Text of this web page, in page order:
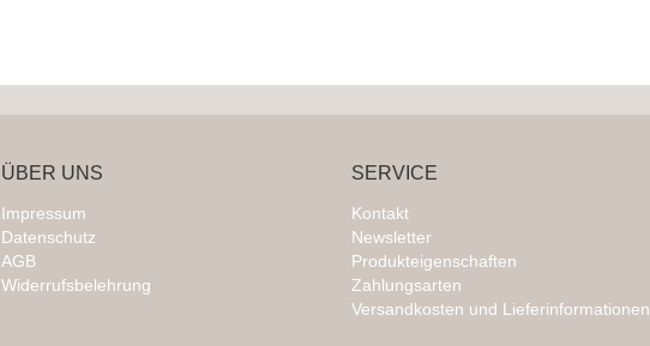
ÜBER UNS
Impressum
Datenschutz
AGB
Widerrufsbelehrung
SERVICE
Kontakt
Newsletter
Produkteigenschaften
Zahlungsarten
Versandkosten und Lieferinformationen